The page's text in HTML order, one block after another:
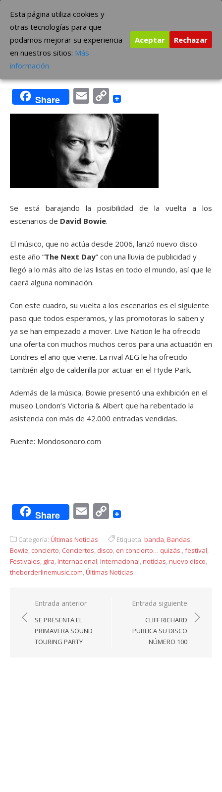
contenido
The Borderline Music
Bowie, en concierto… quizás.
Publicada
septiembre 4, 2013
Share EmailCopy
Link
Se está barajando la posibilidad de la vuelta a los
escenarios de David Bowie.
El músico, que no actúa desde 2006, lanzó nuevo disco
este año “The Next Day” con una lluvia de publicidad y
llegó a lo más alto de las listas en todo el mundo, así que le
caerá alguna nominación.
Con este cuadro, su vuelta a los escenarios es el siguiente
paso que todos esperamos, y las promotoras lo saben y
ya se han empezado a mover. Live Nation le ha ofrecido
una oferta con muchos muchos ceros para una actuación en
Londres el año que viene. La rival AEG le ha ofrecido
también algo de calderilla por actuar en el Hyde Park.
Además de la música, Bowie presentó una exhibición en el
museo London’s Victoria & Albert que ha rebentado la
asistencia con más de 42.000 entradas vendidas.
Fuente: Mondosonoro.com
Share EmailCopy
Categoría: Últimas Noticias Etiqueta: banda,Bandas,
Bowie, concierto, Conciertos, disco, en concierto… quizás.,festival,
Festivales, gira,Internacional,Internacional,noticias,nuevo disco,
theborderlinemusic.com,Últimas Noticias
Navegación
de
entradas
Entrada anterior
SE PRESENTA EL
PRIMAVERA SOUND
TOURING PARTY
Entrada siguiente
CLIFF RICHARD
PUBLICA SU DISCO
NÚMERO 100
Esta página utiliza cookies y
otras tecnologías para que
podamos mejorar su experiencia
en nuestros sitios: Más
información.
Aceptar Rechazar